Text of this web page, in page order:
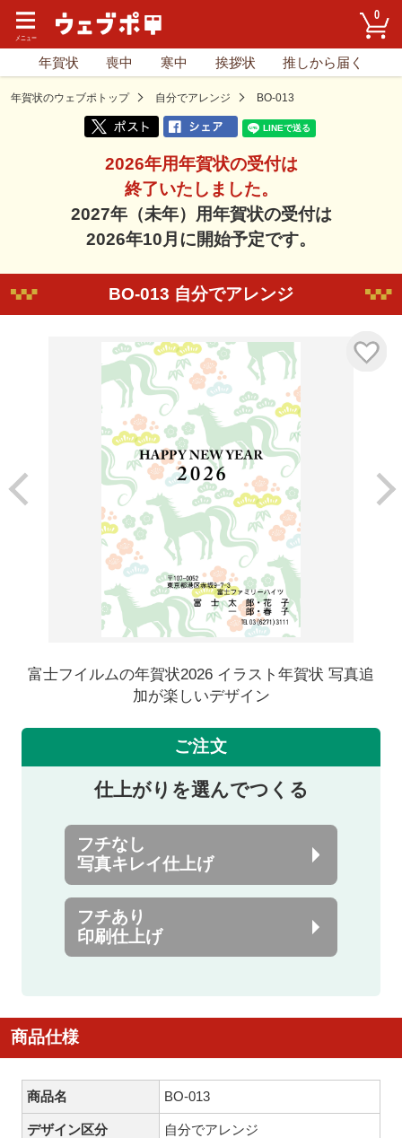
0
年賀状 喪中 寒中 挨拶状 推しから届く
年賀状のウェブポトップ 自分でアレンジ BO-013
2026年用年賀状の受付は
終了いたしました。
2027年（未年）用年賀状の受付は
2026年10月に開始予定です。
BO-013 自分でアレンジ
富士フイルムの年賀状2026 イラスト年賀状 写真追
加が楽しいデザイン
ご注文
仕上がりを選んでつくる
フチなし
写真キレイ仕上げ
フチあり
印刷仕上げ
商品仕様
商品名 BO-013
デザイン区分 自分でアレンジ